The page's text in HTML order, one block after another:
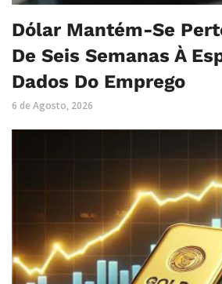
Dólar Mantém-Se
De Seis Semanas À
Dados Do Emprego
6 de Agosto, 2026